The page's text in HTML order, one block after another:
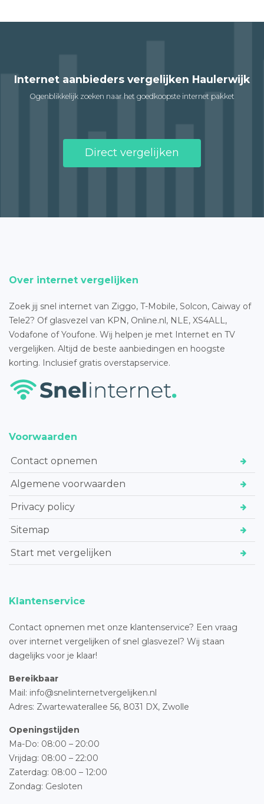
Internet aanbieders vergelijken Haulerwijk
Ogenblikkelijk zoeken naar het goedkoopste internet pakket
Direct vergelijken
Over internet vergelijken
Zoek jij snel internet van Ziggo, T-Mobile, Solcon, Caiway of
Tele2? Of glasvezel van KPN, Online.nl, NLE, XS4ALL,
Vodafone of Youfone. Wij helpen je met Internet en TV
vergelijken. Altijd de beste aanbiedingen en hoogste
korting. Inclusief gratis overstapservice.
Voorwaarden
Contact opnemen
Algemene voorwaarden
Privacy policy
Sitemap
Start met vergelijken
Klantenservice
Contact opnemen met onze klantenservice? Een vraag
over internet vergelijken of snel glasvezel? Wij staan
dagelijks voor je klaar!
Bereikbaar
Mail: info@snelinternetvergelijken.nl
Adres: Zwartewaterallee 56, 8031 DX, Zwolle
Openingstijden
Ma-Do: 08:00 – 20:00
Vrijdag: 08:00 – 22:00
Zaterdag: 08:00 – 12:00
Zondag: Gesloten